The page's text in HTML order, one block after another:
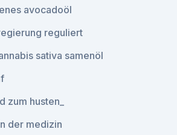
avocadoöl
reguliert
sativa samenöl
zum husten_
der medizin